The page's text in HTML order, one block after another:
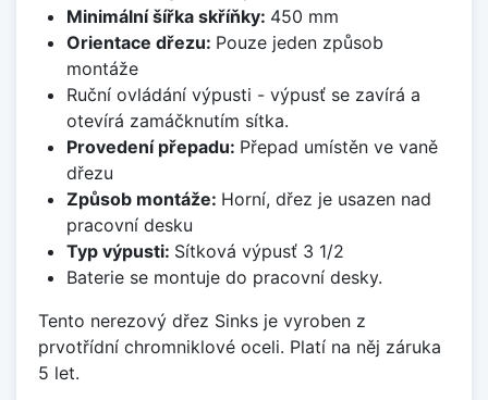
Minimální šířka skříňky: 450 mm
Orientace dřezu: Pouze jeden způsob
montáže
Ruční ovládání výpusti - výpusť se zavírá a
otevírá zamáčknutím sítka.
Provedení přepadu: Přepad umístěn ve vaně
dřezu
Způsob montáže: Horní, dřez je usazen nad
pracovní desku
Typ výpusti: Sítková výpusť 3 1/2
Baterie se montuje do pracovní desky.
Tento nerezový dřez Sinks je vyroben z
prvotřídní chromniklové oceli. Platí na něj záruka
5 let.